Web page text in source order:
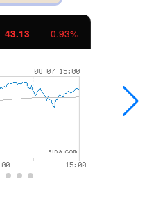
11.37 1.01%